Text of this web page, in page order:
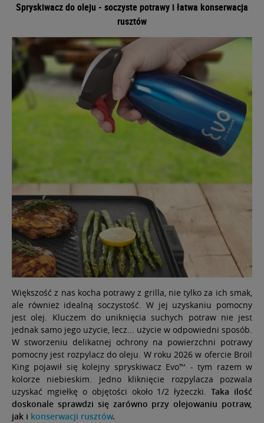
Spryskiwacz do oleju - soczyste potrawy i łatwa konserwacja
rusztów
Większość z nas kocha potrawy z grilla, nie tylko za ich smak,
ale również idealną soczystość. W jej uzyskaniu pomocny
jest olej. Kluczem do uniknięcia suchych potraw nie jest
jednak samo jego użycie, lecz... użycie w odpowiedni sposób.
W stworzeniu delikatnej ochrony na powierzchni potrawy
pomocny jest rozpylacz do oleju. W roku 2026 w ofercie Broil
King pojawił się kolejny spryskiwacz Evo™ - tym razem w
kolorze niebieskim. Jedno kliknięcie rozpylacza pozwala
uzyskać mgiełkę o objętości około 1/2 łyżeczki.Taka ilość
doskonale sprawdzi się zarówno przy olejowaniu potraw,
jak i konserwacji rusztów.